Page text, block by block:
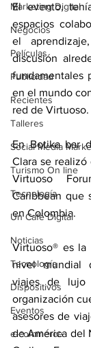
Marketing Digital
Negocios
Películas
Publicidad
Recientes
Talleres
Social Media
Turismo On line
Tecnología
Un Café Digital
Noticias
Tecnología
Dispositivos
Eventos
e-commerce
El evento,
espacios
el
discusión
fundamentales
en el mundo
red de Virtuoso.
En Botika bar
Clara se
Virtuoso
Caribbean que
en Colombia.
Virtuoso® es
nivel mundial
viajes de lujo
organización
asesores de
de América del